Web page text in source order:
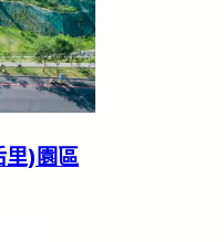
里)園區